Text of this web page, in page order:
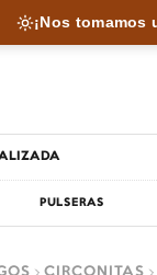
¡Nos tomamos
PULSERAS
CIRCONITAS